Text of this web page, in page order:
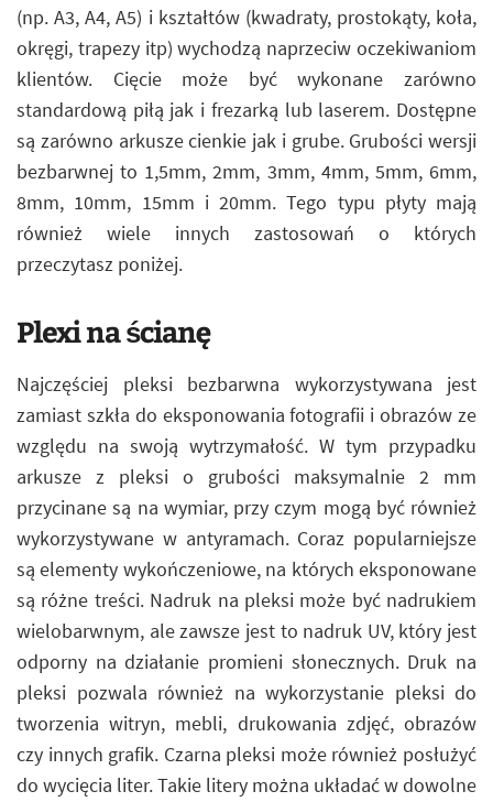
(np. A3, A4, A5) i kształtów (kwadraty, prostokąty, koła,
okręgi, trapezy itp) wychodzą naprzeciw oczekiwaniom
klientów. Cięcie może być wykonane zarówno
standardową piłą jak i frezarką lub laserem. Dostępne
są zarówno arkusze cienkie jak i grube. Grubości wersji
bezbarwnej to 1,5mm, 2mm, 3mm, 4mm, 5mm, 6mm,
8mm, 10mm, 15mm i 20mm. Tego typu płyty mają
również wiele innych zastosowań o których
przeczytasz poniżej.
Plexi na ścianę
Najczęściej pleksi bezbarwna wykorzystywana jest
zamiast szkła do eksponowania fotografii i obrazów ze
względu na swoją wytrzymałość. W tym przypadku
arkusze z pleksi o grubości maksymalnie 2 mm
przycinane są na wymiar, przy czym mogą być również
wykorzystywane w antyramach. Coraz popularniejsze
są elementy wykończeniowe, na których eksponowane
są różne treści. Nadruk na pleksi może być nadrukiem
wielobarwnym, ale zawsze jest to nadruk UV, który jest
odporny na działanie promieni słonecznych. Druk na
pleksi pozwala również na wykorzystanie pleksi do
tworzenia witryn, mebli, drukowania zdjęć, obrazów
czy innych grafik. Czarna pleksi może również posłużyć
do wycięcia liter. Takie litery można układać w dowolne